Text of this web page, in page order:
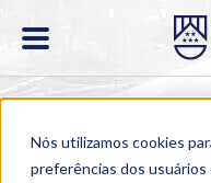
Nós utilizamos cookies
preferências dos usuários